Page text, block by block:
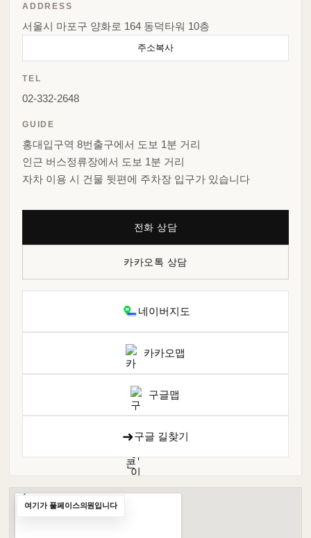
ADDRESS
서울시 마포구 양화로 164 동덕타워 10층
주소복사
TEL
02-332-2648
GUIDE
홍대입구역 8번출구에서 도보 1분 거리
인근 버스정류장에서 도보 1분 거리
자차 이용 시 건물 뒷편에 주차장 입구가 있습니다
전화 상담
카카오톡 상담
네이버지도
카카오맵
구글맵
➜구글 길찾기
여기가 풀페이스의원입니다